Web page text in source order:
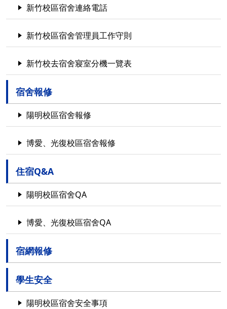
新竹校區宿舍連絡電話
新竹校區宿舍管理員工作守則
新竹校去宿舍寢室分機一覽表
宿舍報修
陽明校區宿舍報修
博愛、光復校區宿舍報修
住宿Q&A
陽明校區宿舍QA
博愛、光復校區宿舍QA
宿網報修
學生安全
陽明校區宿舍安全事項